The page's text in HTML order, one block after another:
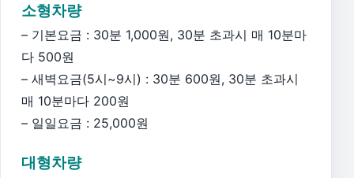
소형차량
– 기본요금 : 30분 1,000원, 30분 초과시 매 10분마
다 500원
– 새벽요금(5시~9시) : 30분 600원, 30분 초과시
매 10분마다 200원
– 일일요금 : 25,000원
대형차량